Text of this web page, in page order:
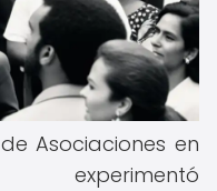
Asociaciones en